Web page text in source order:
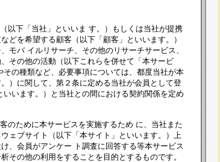
以下「当社」といいま す。）もしくは当社が提携
どを希望する顧客（以下「顧客」といいます。）
モバ イルリサーチ、その他のリサーチサービス、
その他の活動（以下これらを併せて「本サービ
の種類など、必要事項については、都度当社が本
）に関して、第２条に定める当社が会員として登
います。）と当社との間における契約関係を定め
のために本サービスを実施するため に、当社また
ェブサイト（以下「本サイト」といいます。）上
、会員がアンケー ト調査に回答する等本サービス
その他の利用をすることを目的とするものです。